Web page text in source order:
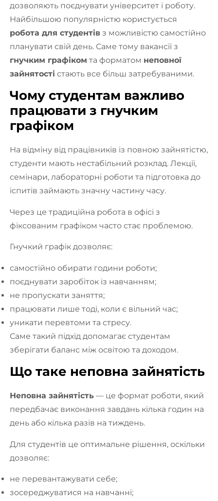
дозволяють поєднувати університет і роботу.
Найбільшою популярністю користується
робота для студентів з можливістю самостійно
планувати свій день. Саме тому вакансії з
гнучким графіком та форматом неповної
зайнятості стають все більш затребуваними.
Чому студентам важливо
працювати з гнучким
графіком
На відміну від працівників із повною зайнятістю,
студенти мають нестабільний розклад. Лекції,
семінари, лабораторні роботи та підготовка до
іспитів займають значну частину часу.
Через це традиційна робота в офісі з
фіксованим графіком часто стає проблемою.
Гнучкий графік дозволяє:
самостійно обирати години роботи;
поєднувати заробіток із навчанням;
не пропускати заняття;
працювати лише тоді, коли є вільний час;
уникати перевтоми та стресу.
Саме такий підхід допомагає студентам
зберігати баланс між освітою та доходом.
Що таке неповна зайнятість
Неповна зайнятість — це формат роботи, який
передбачає виконання завдань кілька годин на
день або кілька разів на тиждень.
Для студентів це оптимальне рішення, оскільки
дозволяє:
не перевантажувати себе;
зосереджуватися на навчанні;